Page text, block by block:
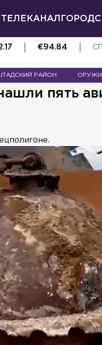
ТЕЛЕКАНАЛ
€94.84
РАЙОН
пять